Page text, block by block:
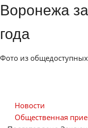
Воронежа
года
Фото из
Новости
Общественная